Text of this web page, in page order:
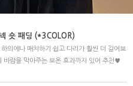
숏 패딩 (*3COLOR)
의에나 매치하기 쉽고 다리가 훨씬 더 길어보
바람을 막아주는 보온 효과까지 있어 추천♥